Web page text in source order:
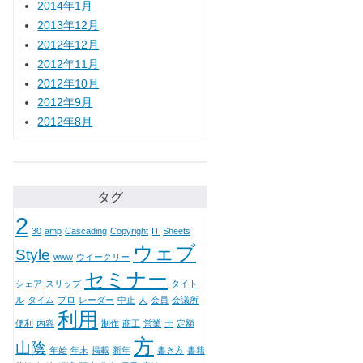
2014年1月
2013年12月
2012年12月
2012年11月
2012年10月
2012年9月
2012年8月
タグ
2 30 amp Cascading Copyright IT Sheets
Style www ウイークリー ウェブ
シェア スリップ セミナー タイト
ル タイム プロ レーダー 中止 人 会員 会議所
便利 内容 利用 制作 商工 営業 士 定額
山陰 年始 年末 掲載 新年 方 書き方 書籍